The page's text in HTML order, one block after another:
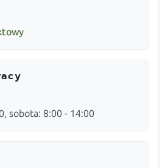
sobota: 8:00 - 14:00